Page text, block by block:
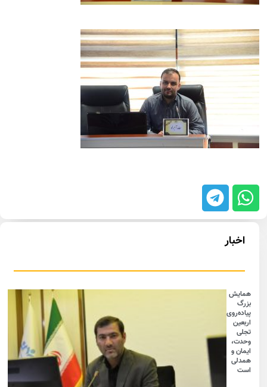
اخبار
همایش
بزرگ
پیاده‌روی
اربعین
تجلی
وحدت،
ایمان و
همدلی
است